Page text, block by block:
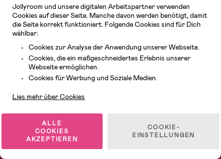
Schutz Deiner personenbezogenen Daten und Cookies kannst Du in
unseren Richtlinien zuDatenschutzund Cookieslesen. Du kannst
Deine Zustimmung zur Verwendung Deiner personenbezogenen
Daten und Cookies jederzeit widerrufen, indem Du Dich vom
Newsletter abmeldest.
Bei Jollyroom.de findest Du eine tolle Auswahl an Produkten für Familien mit
einkaufen. Mit freiwilligem 365-Tage-Rückgaberecht und einem sehr
fühlen. In unserem Sortiment findest Du unter anderem Kinderwagen,
Autositze, Kinder- und Babymode, Produkte für Mütter und eine Menge
fantastischer Einrichtungsgegenstände, Spielsachen, Babyprodukte und
vieles mehr. Wir haben Produkte von bekannten Herstellern wie Britax, Maxi-
Jollyroom und unsere digitalen Arbeitspartner verwenden
Cookies auf dieser Seite. Manche davon werden benötigt, damit
die Seite korrekt funktioniert. Folgende Cookies sind für Dich
wählbar:
Cookies zur Analyse der Anwendung unserer Webseite.
Cookies, die ein maßgeschneidertes Erlebnis unserer
Webseite ermöglichen.
Cookies für Werbung und Soziale Medien.
Lies mehr über Cookies
ALLE
COOKIES
AKZEPTIEREN
COOKIE-
EINSTELLUNGEN